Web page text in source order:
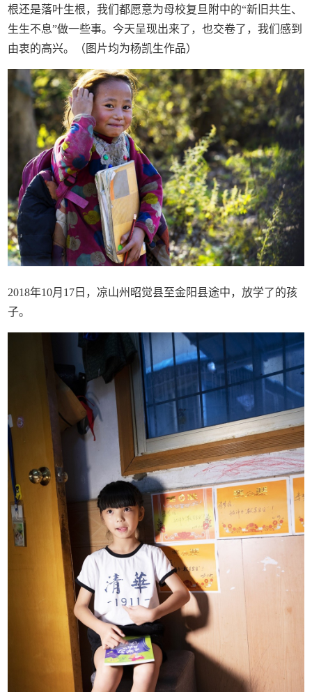
根还是落叶生根，我们都愿意为母校复旦附中的“新旧共生、
生生不息”做一些事。今天呈现出来了，也交卷了，我们感到
由衷的高兴。（图片均为杨凯生作品）
2018年10月17日，凉山州昭觉县至金阳县途中，放学了的孩
子。